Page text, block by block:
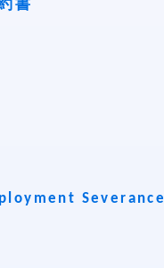
書
Severance